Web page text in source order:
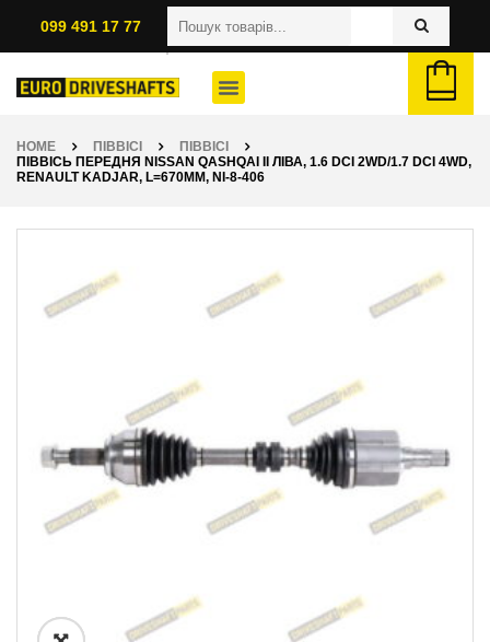
099 491 17 77
HOME ПІВВІСІ
ПІВВІСІ
ПІВВІСЬ ПЕРЕДНЯ NISSAN QASHQAI II ЛІВА, 1.6 DCI 2WD/1.7 DCI 4WD,
RENAULT KADJAR, L=670ММ, NI-8-406